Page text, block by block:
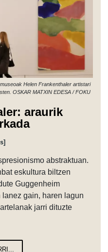
Helen Frankenthaler artistari
OSKAR MATXIN EDESA / FOKU
araurik
abstraktuan.
eskultura biltzen
Guggenheim
gain, haren lagun
jarri dituzte